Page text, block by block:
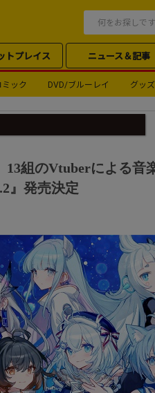
トプレイス ニュース＆記事
ック DVD/ブルーレイ グッズ
13組のVtuberによる音
』発売決定